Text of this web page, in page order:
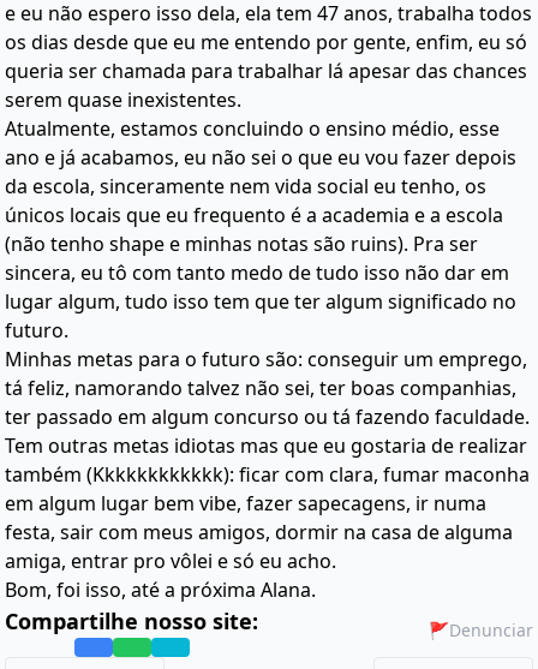
e eu não espero isso dela, ela tem 47 anos, trabalha todos
os dias desde que eu me entendo por gente, enfim, eu só
queria ser chamada para trabalhar lá apesar das chances
serem quase inexistentes.
Atualmente, estamos concluindo o ensino médio, esse
ano e já acabamos, eu não sei o que eu vou fazer depois
da escola, sinceramente nem vida social eu tenho, os
únicos locais que eu frequento é a academia e a escola
(não tenho shape e minhas notas são ruins). Pra ser
sincera, eu tô com tanto medo de tudo isso não dar em
lugar algum, tudo isso tem que ter algum significado no
futuro.
Minhas metas para o futuro são: conseguir um emprego,
tá feliz, namorando talvez não sei, ter boas companhias,
ter passado em algum concurso ou tá fazendo faculdade.
Tem outras metas idiotas mas que eu gostaria de realizar
também (Kkkkkkkkkkkk): ficar com clara, fumar maconha
em algum lugar bem vibe, fazer sapecagens, ir numa
festa, sair com meus amigos, dormir na casa de alguma
amiga, entrar pro vôlei e só eu acho.
Bom, foi isso, até a próxima Alana.
Compartilhe nosso site: 🚩Denunciar